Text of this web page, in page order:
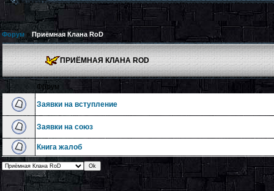
Форум » Приёмная Клана RoD
ПРИЁМНАЯ КЛАНА ROD
Форум
Заявки на вступление
Заявки на союз
Книга жалоб